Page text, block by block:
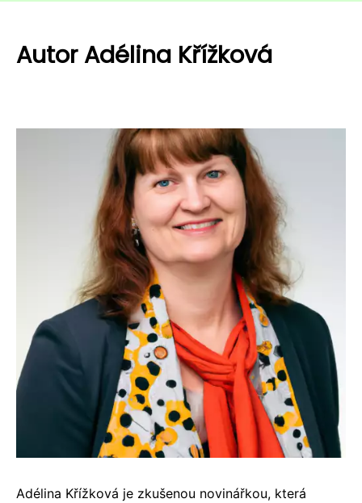
Autor Adélina Křížková
Adélina Křížková je zkušenou novinářkou, která